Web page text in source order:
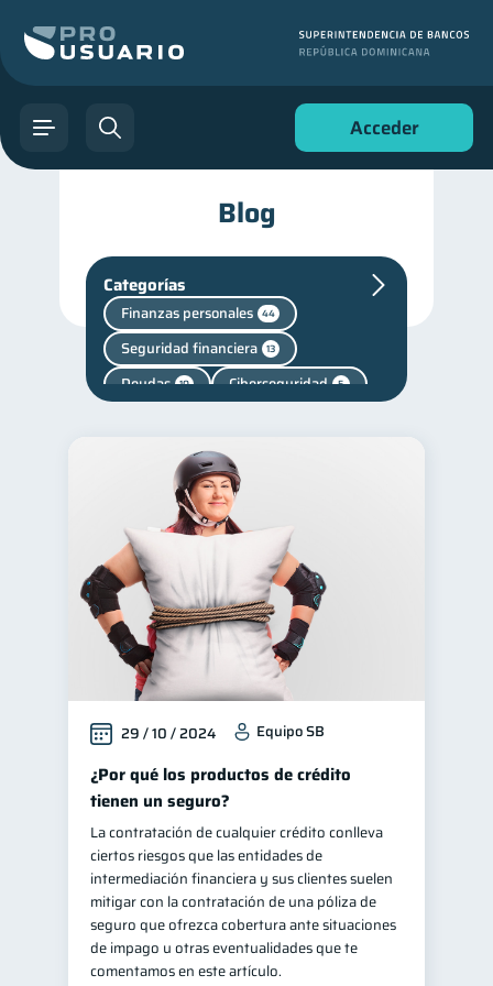
Acceder
Blog
Categorías
Finanzas personales 44
Seguridad financiera 13
Deudas 10 Ciberseguridad 5
1 inversiones
Manejo de deudas
Educación financiera
Finanzas para jóvenes 30
Control de deudas 30
Finanzas familiares 25
Inclusión financiera 22
Bienestar financiero 22
Finanzas para mujeres 20
Salud financiera 12
Productos financieros
Organización Financiera 10
Entidad financiera 8
Préstamos Ahorro
Consejos 6
29 / 10 / 2024 Equipo SB
¿Por qué los productos de crédito
tienen un seguro?
La contratación de cualquier crédito conlleva
ciertos riesgos que las entidades de
intermediación financiera y sus clientes suelen
mitigar con la contratación de una póliza de
seguro que ofrezca cobertura ante situaciones
de impago u otras eventualidades que te
comentamos en este artículo.